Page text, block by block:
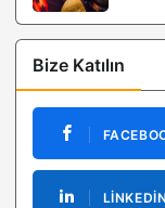
Bize Katılın
LINKEDIN